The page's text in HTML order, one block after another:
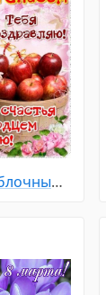
Праздники - Яблочный Спас